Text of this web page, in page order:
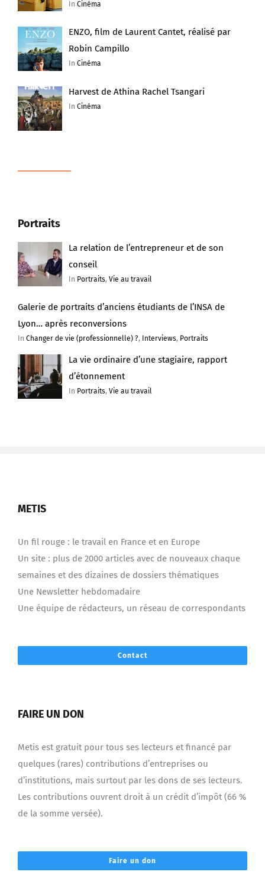
InCinéma
ENZO, film de Laurent Cantet, réalisé par
Robin Campillo
InCinéma
Harvest de Athina Rachel Tsangari
InCinéma
Portraits
La relation de l’entrepreneur et de son
conseil
In Portraits,Vie au travail
Galerie de portraits d’anciens étudiants de l’INSA de
Lyon… après reconversions
In Changer de vie (professionnelle) ?, Interviews, Portraits
La vie ordinaire d’une stagiaire, rapport
d’étonnement
In Portraits,Vie au travail
METIS
Un fil rouge : le travail en France et en Europe
Un site : plus de 2000 articles avec de nouveaux chaque
semaines et des dizaines de dossiers thématiques
Une Newsletter hebdomadaire
Une équipe de rédacteurs, un réseau de correspondants
Contact
FAIRE UN DON
Metis est gratuit pour tous ses lecteurs et financé par
quelques (rares) contributions d’entreprises ou
d’institutions, mais surtout par les dons de ses lecteurs.
Les contributions ouvrent droit à un crédit d’impôt (66 %
de la somme versée).
Faire un don